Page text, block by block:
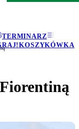
TERMINARZ
KOSZYKÓWKA